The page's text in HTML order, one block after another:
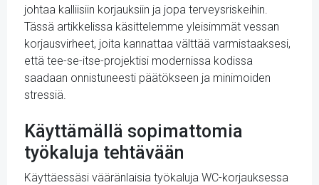
johtaa kalliisiin korjauksiin ja jopa terveysriskeihin.
Tässä artikkelissa käsittelemme yleisimmät vessan
korjausvirheet, joita kannattaa välttää varmistaaksesi,
että tee-se-itse-projektisi modernissa kodissa
saadaan onnistuneesti päätökseen ja minimoiden
stressiä.
Käyttämällä sopimattomia
työkaluja tehtävään
Käyttäessäsi vääränlaisia työkaluja WC-korjauksessa